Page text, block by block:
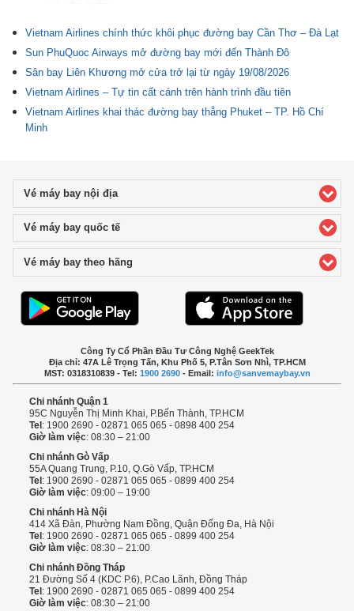
Vietnam Airlines chính thức khôi phục đường bay Cần Thơ – Đà Lạt
Sun PhuQuoc Airways mở đường bay mới đến Thành Đô
Sân bay Liên Khương mở cửa trở lại từ ngày 19/08/2026
Vietnam Airlines – Tự tin cất cánh trên hành trình đầu tiên
Vietnam Airlines khai thác đường bay thẳng Phuket – TP. Hồ Chí
Minh
Vé máy bay nội địaclick to expand contents
Vé máy bay quốc tếclick to expand contents
Vé máy bay theo hãng
Công Ty Cổ Phần Đầu Tư Công Nghệ GeekTek
Địa chỉ: 47A Lê Trọng Tấn, Khu Phố 5, P.Tân Sơn Nhì, TP.HCM
MST: 0318310839 - Tel: 1900 2690- Email: info@sanvemaybay.vn
Chi nhánh Quận 1
95C Nguyễn Thị Minh Khai, P.Bến Thành, TP.HCM
Tel : 1900 2690 - 02871 065 065 - 0898 400 254
Giờ làm việc: 08:30 – 21:00
Chi nhánh Gò Vấp
55A Quang Trung, P.10, Q.Gò Vấp, TP.HCM
Tel : 1900 2690 - 02871 065 065 - 0899 400 254
Giờ làm việc: 09:00 – 19:00
Chi nhánh Hà Nội
414 Xã Đàn, Phường Nam Đồng, Quận Đống Đa, Hà Nội
Tel : 1900 2690 - 02871 065 065 - 0899 400 254
Giờ làm việc: 08:30 – 21:00
Chi nhánh Đồng Tháp
21 Đường Số 4 (KDC P.6), P.Cao Lãnh, Đồng Tháp
Tel : 1900 2690 - 02871 065 065 - 0899 400 254
Giờ làm việc: 08:30 – 21:00